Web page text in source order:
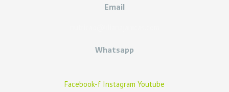
Email
Whatsapp
Facebook-f Instagram Youtube